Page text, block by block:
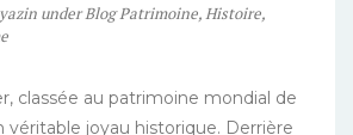
underBlog Patrimoine,Histoire,
classée au patrimoine mondial de
véritable joyau historique. Derrière